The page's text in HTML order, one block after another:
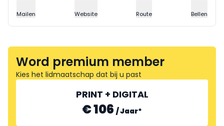
Mailen Website Route Bellen
Word premium member
Kies het lidmaatschap dat bij u past
PRINT + DIGITAL
€ 106 /Jaar*